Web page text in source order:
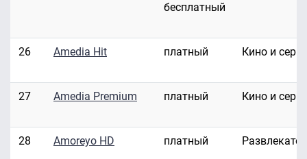
бесплатный
26 Amedia Hit платный Кино и
27 Amedia Premium платный Кино и
28 Amoreyo HD платный